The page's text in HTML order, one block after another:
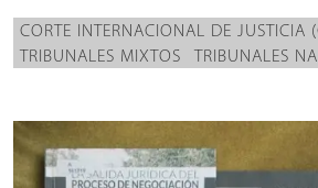
CORTE INTERNACIONAL DE JUSTICIA
TRIBUNALES MIXTOS
TRIBUNALES